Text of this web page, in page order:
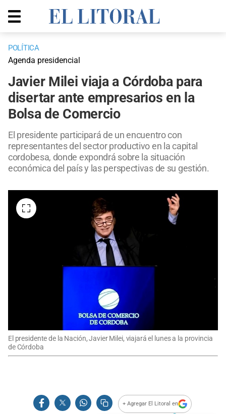
POLÍTICA
Agenda presidencial
Javier Milei viaja a Córdoba para
disertar ante empresarios en la
Bolsa de Comercio
El presidente participará de un encuentro con
representantes del sector productivo en la capital
cordobesa, donde expondrá sobre la situación
económica del país y las perspectivas de su gestión.
El presidente de la Nación, Javier Milei, viajará el lunes a la provincia
de Córdoba
+ Agregar El Litoral en